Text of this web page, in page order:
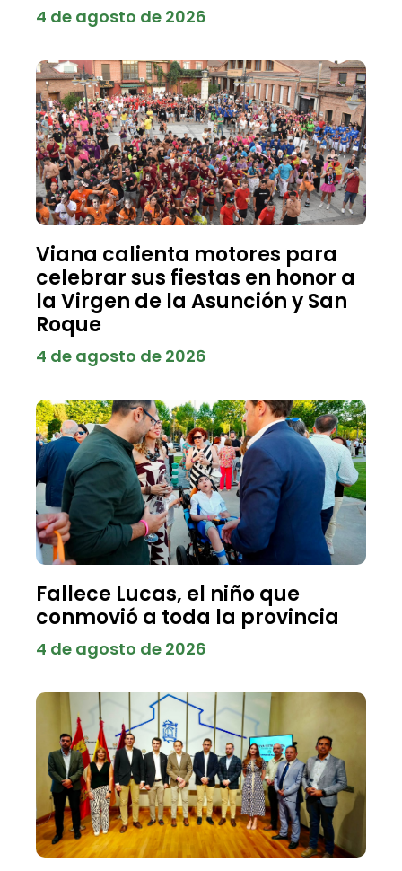
4 de agosto de 2026
Viana calienta motores para
celebrar sus fiestas en honor a
la Virgen de la Asunción y San
Roque
4 de agosto de 2026
Fallece Lucas, el niño que
conmovió a toda la provincia
4 de agosto de 2026